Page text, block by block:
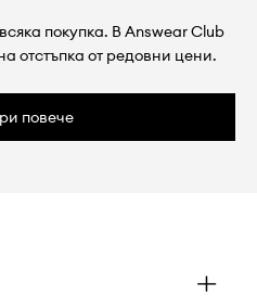
покупка. В Answear Club
отстъпка от редовни цени.
повече